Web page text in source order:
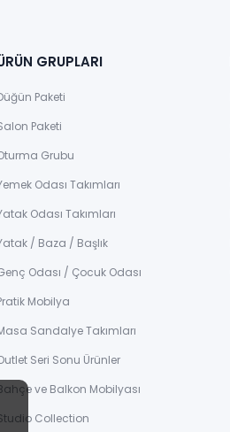
GRUPLARI
Paketi
Paketi
Grubu
Odası Takımları
Odası Takımları
/ Baza / Başlık
Odası / Çocuk Odası
Mobilya
Sandalye Takımları
Seri Sonu Ürünler
ve Balkon Mobilyası
Collection